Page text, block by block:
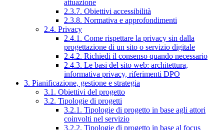
attuazione
2.3.7. Obiettivi accessibilità
2.3.8. Normativa e approfondimenti
2.4. Privacy
2.4.1. Come rispettare la privacy sin dalla
progettazione di un sito o servizio digitale
2.4.2. Richiedi il consenso quando necessario
2.4.3. Le basi del sito web: architettura,
informativa privacy, riferimenti DPO
3. Pianificazione, gestione e strategia
3.1. Obiettivi del progetto
3.2. Tipologie di progetti
3.2.1. Tipologie di progetto in base agli attori
coinvolti nel servizio
3.2.2. Tipologie di progetto in base al focus